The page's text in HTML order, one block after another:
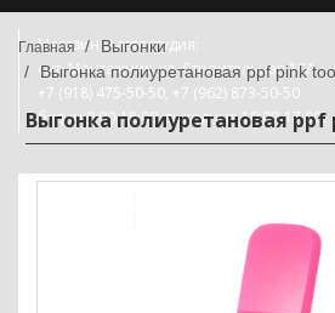
Магазин и автостудия:
снт. Монтажник, ул. Строительная 10А
+7 (918) 475-50-50, +7 (962) 873-50-50
будни 9:00-18:00, выходные 10:00-17:00
Выгонки
Выгонка полиуретановая ppf pink
Выгонка полиуретановая ppf